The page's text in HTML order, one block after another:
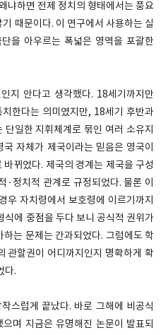
냐하면 전제 정치의 형태에서는 풍요
때문이다. 이 연구에서 사용하는 실
을 아우르는 폭넓은 영역을 포괄한
지 안다고 생각했다. 18세기까지만
한다는 의미였지만, 18세기 후반과
일한 지휘체계로 묶인 여러 소유지
자체가 제국이라는 믿음은 영국이
뀌었다. 제국의 경계는 제국을 구성
·정치적 관계로 규정되었다. 물론 이
우 자치령에서 보호령에 이르기까지
에 중점을 두다 보니 공식적 권위가
는 문제는 간과되었다. 그럼에도 학
관할권이 어디까지인지 명확하게 확
다.
스럽게 끝났다. 바로 그해에 비공식
며 지금은 유명해진 논문이 발표되